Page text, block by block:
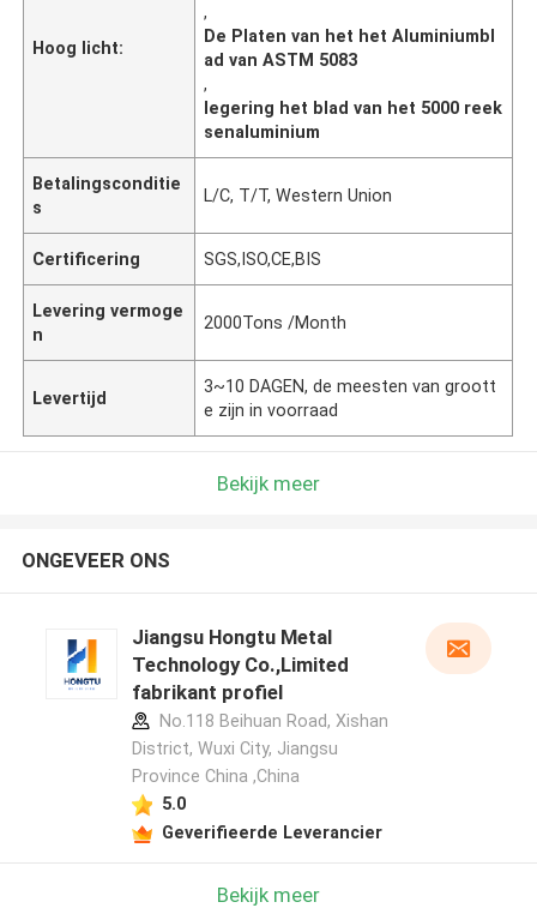
Hoog licht:
,
De Platen van het het Aluminiumbl
ad van ASTM 5083
,
legering het blad van het 5000 reek
senaluminium
Betalingsconditie
s
L/C, T/T, Western Union
Certificering SGS,ISO,CE,BIS
Levering vermoge
n
2000Tons /Month
Levertijd
3~10 DAGEN, de meesten van groott
e zijn in voorraad
Bekijk meer
ONGEVEER ONS
Jiangsu Hongtu Metal
Technology Co.,Limited
fabrikant profiel
No.118 Beihuan Road, Xishan
District, Wuxi City, Jiangsu
Province China ,China
5.0
Geverifieerde Leverancier
Bekijk meer